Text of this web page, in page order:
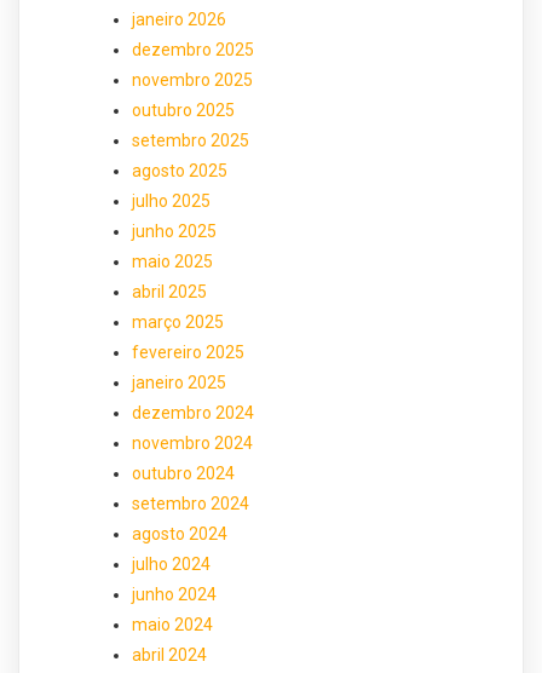
janeiro 2026
dezembro 2025
novembro 2025
outubro 2025
setembro 2025
agosto 2025
julho 2025
junho 2025
maio 2025
abril 2025
março 2025
fevereiro 2025
janeiro 2025
dezembro 2024
novembro 2024
outubro 2024
setembro 2024
agosto 2024
julho 2024
junho 2024
maio 2024
abril 2024